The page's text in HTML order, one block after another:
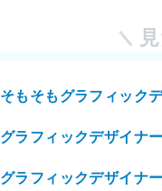
そもそもグラフィック
グラフィックデザイナ
グラフィックデザイナ